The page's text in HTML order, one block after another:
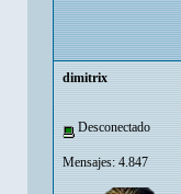
dimitrix
Desconectado
Mensajes: 4.847